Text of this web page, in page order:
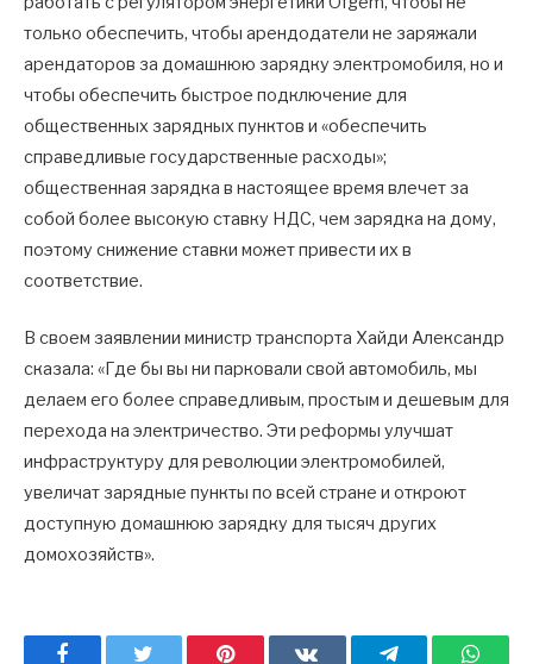
только обеспечить, чтобы арендодатели не заряжали
арендаторов за домашнюю зарядку электромобиля, но и
чтобы обеспечить быстрое подключение для
общественных зарядных пунктов и «обеспечить
справедливые государственные расходы»;
общественная зарядка в настоящее время влечет за
собой более высокую ставку НДС, чем зарядка на дому,
поэтому снижение ставки может привести их в
соответствие.
В своем заявлении министр транспорта Хайди Александр
сказала: «Где бы вы ни парковали свой автомобиль, мы
делаем его более справедливым, простым и дешевым для
перехода на электричество. Эти реформы улучшат
инфраструктуру для революции электромобилей,
увеличат зарядные пункты по всей стране и откроют
доступную домашнюю зарядку для тысяч других
домохозяйств».
Facebook Pinterest ВКонтактеTelegram